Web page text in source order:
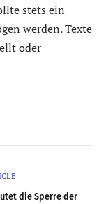
stets ein
werden. Texte
oder
die Sperre der